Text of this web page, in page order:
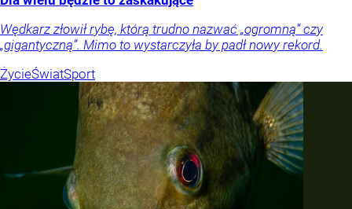
Wędkarz złowił rybę, którą trudno nazwać „ogromną” czy
„gigantyczną”. Mimo to wystarczyła by padł nowy rekord.
ŻycieŚwiatSport